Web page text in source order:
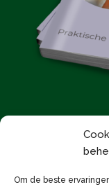
Om de beste
E-